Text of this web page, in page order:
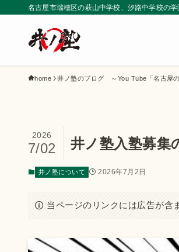
名古屋市瑞穂区の萩山中学校、汐路中学校の
home 井ノ塾のブログ ～You Tube「名古屋
井ノ塾入塾募集
2026
7/02
井ノ塾について 2026年7月2日
当ページのリンクには広告が含